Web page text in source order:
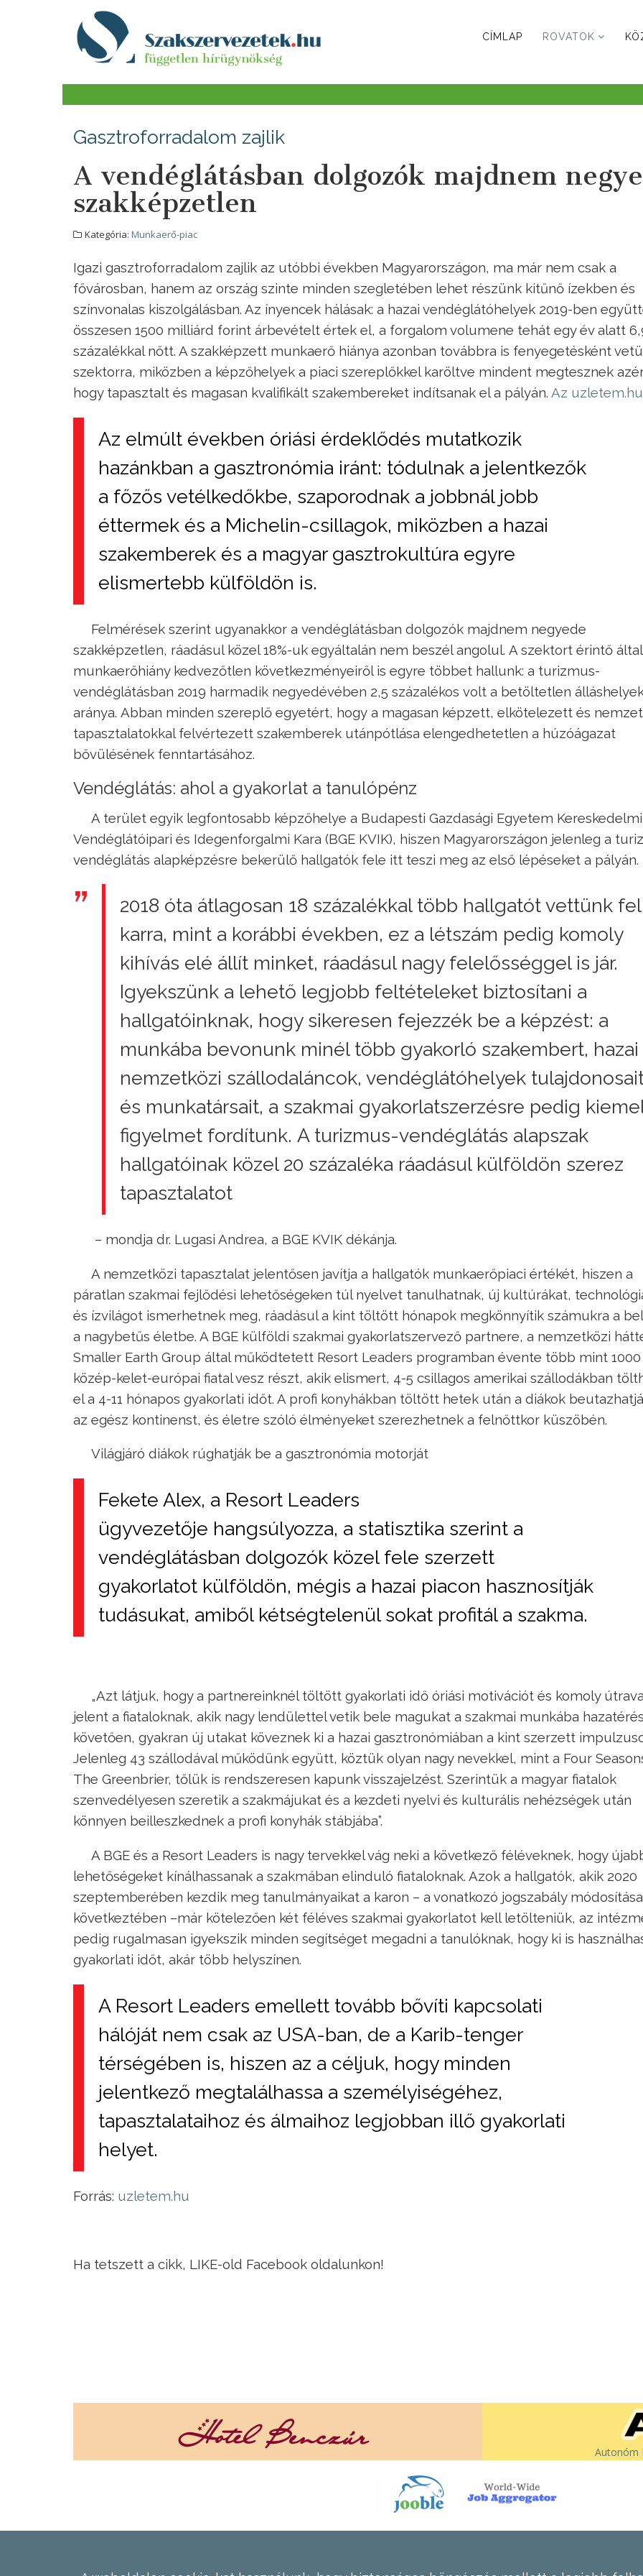
CÍMLAP ROVATOK
Gasztroforradalom zajlik
A vendéglátásban dolgozók majdnem
szakképzetlen
Kategória: Munkaerő-piac
Igazi gasztroforradalom zajlik az utóbbi években Magyarországon, ma már nem csak a
fővárosban, hanem az ország szinte minden szegletében lehet részünk kitűnő ízekben és
színvonalas kiszolgálásban. Az ínyencek hálásak: a hazai vendéglátóhelyek 2019-ben
összesen 1500 milliárd forint árbevételt értek el, a forgalom volumene tehát egy év alatt
százalékkal nőtt. A szakképzett munkaerő hiánya azonban továbbra is fenyegetésként
szektorra, miközben a képzőhelyek a piaci szereplőkkel karöltve mindent megtesznek
hogy tapasztalt és magasan kvalifikált szakembereket indítsanak el a pályán. Az
Az elmúlt években óriási érdeklődés mutatkozik
hazánkban a gasztronómia iránt: tódulnak a jelentkezők
a főzős vetélkedőkbe, szaporodnak a jobbnál jobb
éttermek és a Michelin-csillagok, miközben a hazai
szakemberek és a magyar gasztrokultúra egyre
elismertebb külföldön is.
Felmérések szerint ugyanakkor a vendéglátásban dolgozók majdnem negyede
szakképzetlen, ráadásul közel 18%-uk egyáltalán nem beszél angolul. A szektort érintő
munkaerőhiány kedvezőtlen következményeiről is egyre többet hallunk: a turizmus-
vendéglátásban 2019 harmadik negyedévében 2,5 százalékos volt a betöltetlen
aránya. Abban minden szereplő egyetért, hogy a magasan képzett, elkötelezett és
tapasztalatokkal felvértezett szakemberek utánpótlása elengedhetetlen a húzóágazat
bővülésének fenntartásához.
Vendéglátás: ahol a gyakorlat a tanulópénz
A terület egyik legfontosabb képzőhelye a Budapesti Gazdasági Egyetem
Vendéglátóipari és Idegenforgalmi Kara (BGE KVIK), hiszen Magyarországon jelenleg a
vendéglátás alapképzésre bekerülő hallgatók fele itt teszi meg az első lépéseket a pályán.
2018 óta átlagosan 18 százalékkal több hallgatót vettünk
karra, mint a korábbi években, ez a létszám pedig komoly
kihívás elé állít minket, ráadásul nagy felelősséggel is jár.
Igyekszünk a lehető legjobb feltételeket biztosítani a
hallgatóinknak, hogy sikeresen fejezzék be a képzést: a
munkába bevonunk minél több gyakorló szakembert, hazai
nemzetközi szállodaláncok, vendéglátóhelyek
és munkatársait, a szakmai gyakorlatszerzésre pedig
figyelmet fordítunk. A turizmus-vendéglátás alapszak
hallgatóinak közel 20 százaléka ráadásul külföldön szerez
tapasztalatot
– mondja dr. Lugasi Andrea, a BGE KVIK dékánja.
A nemzetközi tapasztalat jelentősen javítja a hallgatók munkaerőpiaci értékét, hiszen a
páratlan szakmai fejlődési lehetőségeken túl nyelvet tanulhatnak, új kultúrákat,
és ízvilágot ismerhetnek meg, ráadásul a kint töltött hónapok megkönnyítik számukra a
a nagybetűs életbe. A BGE külföldi szakmai gyakorlatszervező partnere, a nemzetközi
Smaller Earth Group által működtetett Resort Leaders programban évente több mint 1000
közép-kelet-európai fiatal vesz részt, akik elismert, 4-5 csillagos amerikai szállodákban
el a 4-11 hónapos gyakorlati időt. A profi konyhákban töltött hetek után a diákok
az egész kontinenst, és életre szóló élményeket szerezhetnek a felnőttkor küszöbén.
Világjáró diákok rúghatják be a gasztronómia motorját
Fekete Alex, a Resort Leaders
ügyvezetője hangsúlyozza, a statisztika szerint a
vendéglátásban dolgozók közel fele szerzett
gyakorlatot külföldön, mégis a hazai piacon hasznosítják
tudásukat, amiből kétségtelenül sokat profitál a szakma.
„Azt látjuk, hogy a partnereinknél töltött gyakorlati idő óriási motivációt és komoly
jelent a fiataloknak, akik nagy lendülettel vetik bele magukat a szakmai munkába
követően, gyakran új utakat köveznek ki a hazai gasztronómiában a kint szerzett
Jelenleg 43 szállodával működünk együtt, köztük olyan nagy nevekkel, mint a Four
The Greenbrier, tőlük is rendszeresen kapunk visszajelzést. Szerintük a magyar fiatalok
szenvedélyesen szeretik a szakmájukat és a kezdeti nyelvi és kulturális nehézségek után
könnyen beilleszkednek a profi konyhák stábjába”.
A BGE és a Resort Leaders is nagy tervekkel vág neki a következő féléveknek, hogy
lehetőségeket kínálhassanak a szakmában elinduló fiataloknak. Azok a hallgatók, akik 2020
szeptemberében kezdik meg tanulmányaikat a karon – a vonatkozó jogszabály módosítása
következtében –már kötelezően két féléves szakmai gyakorlatot kell letölteniük, az
pedig rugalmasan igyekszik minden segítséget megadni a tanulóknak, hogy ki is
gyakorlati időt, akár több helyszínen.
A Resort Leaders emellett tovább bővíti kapcsolati
hálóját nem csak az USA-ban, de a Karib-tenger
térségében is, hiszen az a céljuk, hogy minden
jelentkező megtalálhassa a személyiségéhez,
tapasztalataihoz és álmaihoz legjobban illő gyakorlati
helyet.
Forrás: uzletem.hu
Ha tetszett a cikk, LIKE-old Facebook oldalunkon!
Autonóm